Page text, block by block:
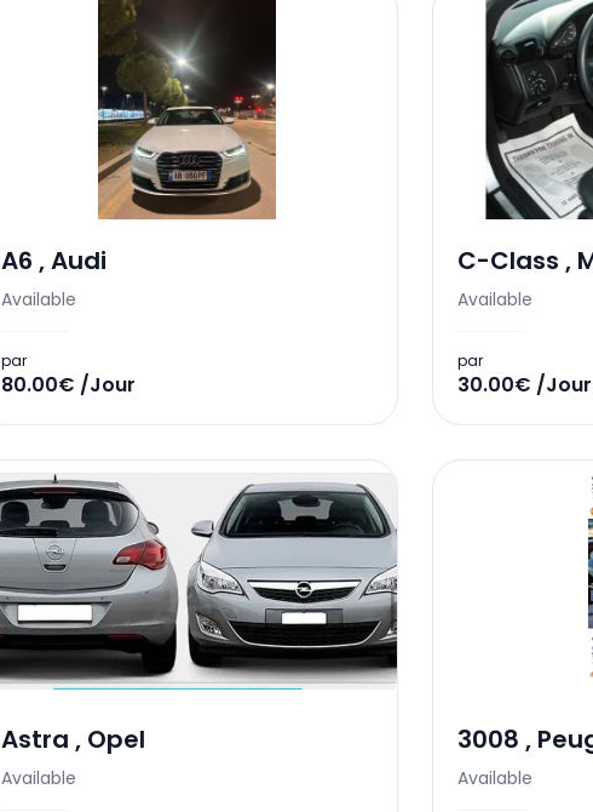
A6 ,Audi
Available
par
80.00€ /Jour
C-Class ,
Available
par
30.00€ /Jour
Astra , Opel
Available
3008 ,
Available